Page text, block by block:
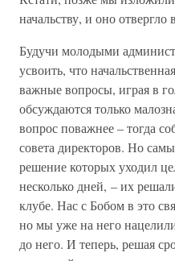
начальству, и оно
Будучи молодыми
усвоить, что
важные вопросы, играя в
обсуждаются только
вопрос поважнее – тогда
совета директоров. Но
решение которых уходил
несколько дней, – их
клубе. Нас с Бобом в это
но мы уже на него
до него. И теперь, решая